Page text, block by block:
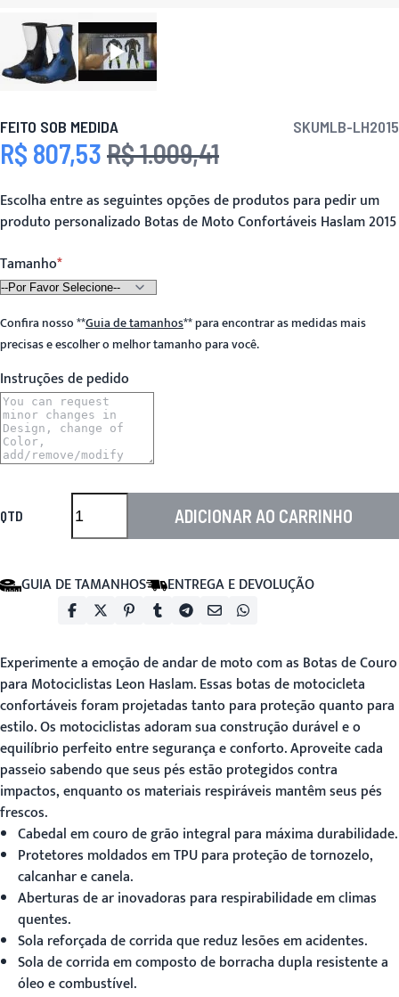
FEITO SOB MEDIDA SKUMLB-LH2015
Preço Especial
R$ 807,53 Preço
R$ 1.009,41
Escolha entre as seguintes opções de produtos para pedir um
produto personalizado Botas de Moto Confortáveis Haslam 2015
Tamanho
Confira nosso**Guia de tamanhos**para encontrar as medidas mais
precisas e escolher o melhor tamanho para você.
Instruções de pedido
QTD ADICIONAR AO CARRINHO
GUIA DE TAMANHOS ENTREGA E DEVOLUÇÃO
Experimente a emoção de andar de moto com as Botas de Couro
para Motociclistas Leon Haslam. Essas botas de motocicleta
confortáveis foram projetadas tanto para proteção quanto para
estilo. Os motociclistas adoram sua construção durável e o
equilíbrio perfeito entre segurança e conforto. Aproveite cada
passeio sabendo que seus pés estão protegidos contra
impactos, enquanto os materiais respiráveis mantêm seus pés
frescos.
Cabedal em couro de grão integral para máxima durabilidade.
Protetores moldados em TPU para proteção de tornozelo,
calcanhar e canela.
Aberturas de ar inovadoras para respirabilidade em climas
quentes.
Sola reforçada de corrida que reduz lesões em acidentes.
Sola de corrida em composto de borracha dupla resistente a
óleo e combustível.